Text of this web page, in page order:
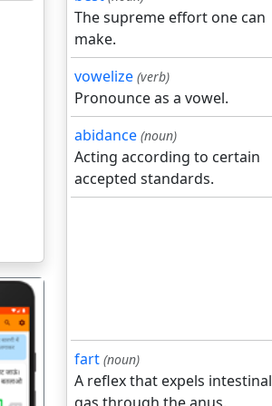
The supreme effort one can
make.
vowelize (verb)
Pronounce as a vowel.
abidance (noun)
Acting according to certain
accepted standards.
fart (noun)
A reflex that expels intestinal